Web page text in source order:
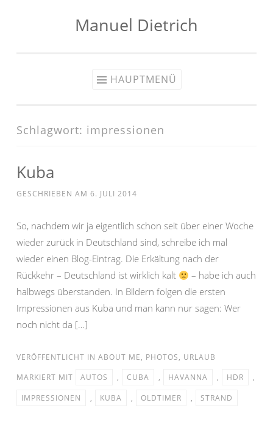
Manuel Dietrich
HAUPTMENÜ
Schlagwort: impressionen
Kuba
GESCHRIEBEN AM 6. JULI 2014
So, nachdem wir ja eigentlich schon seit über einer Woche
wieder zurück in Deutschland sind, schreibe ich mal
wieder einen Blog-Eintrag. Die Erkältung nach der
Rückkehr – Deutschland ist wirklich kalt
– habe ich auch
halbwegs überstanden. In Bildern folgen die ersten
Impressionen aus Kuba und man kann nur sagen: Wer
noch nicht da […]
VERÖFFENTLICHT IN ABOUT ME, PHOTOS, URLAUB
MARKIERT MIT
AUTOS , CUBA , HAVANNA , HDR
,
IMPRESSIONEN
, KUBA , OLDTIMER , STRAND